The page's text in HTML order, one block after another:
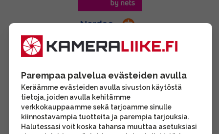
Parempaa palvelua evästeiden avulla
Keräämme evästeiden avulla sivuston käytöstä
tietoja, joiden avulla kehitämme
verkkokauppaamme sekä tarjoamme sinulle
kiinnostavampia tuotteita ja parempia tarjouksia.
Halutessasi voit koska tahansa muuttaa asetuksiasi